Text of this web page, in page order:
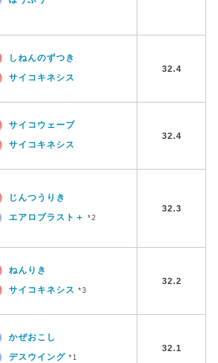
しねんのずつき
サイコキネシス
32.4
サイコウェーブ
サイコキネシス
32.4
じんつうりき
エアロブラスト＋ *2
32.3
ねんりき
サイコキネシス *3
32.2
かぜおこし
デスウイング *1
32.1